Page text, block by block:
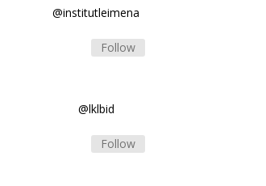
@institutleimena
Follow
@lklbid
Follow